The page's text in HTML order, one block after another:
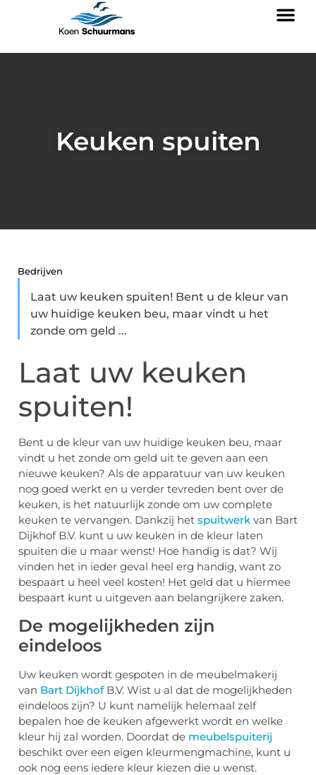
Keuken spuiten
Bedrijven
Laat uw keuken spuiten! Bent u de kleur van
uw huidige keuken beu, maar vindt u het
zonde om geld ...
Laat uw keuken
spuiten!
Bent u de kleur van uw huidige keuken beu, maar
vindt u het zonde om geld uit te geven aan een
nieuwe keuken? Als de apparatuur van uw keuken
nog goed werkt en u verder tevreden bent over de
keuken, is het natuurlijk zonde om uw complete
keuken te vervangen. Dankzij het spuitwerk van Bart
Dijkhof B.V. kunt u uw keuken in de kleur laten
spuiten die u maar wenst! Hoe handig is dat? Wij
vinden het in ieder geval heel erg handig, want zo
bespaart u heel veel kosten! Het geld dat u hiermee
bespaart kunt u uitgeven aan belangrijkere zaken.
De mogelijkheden zijn
eindeloos
Uw keuken wordt gespoten in de meubelmakerij
van Bart DijkhofB.V. Wist u al dat de mogelijkheden
eindeloos zijn? U kunt namelijk helemaal zelf
bepalen hoe de keuken afgewerkt wordt en welke
kleur hij zal worden. Doordat de meubelspuiterij
beschikt over een eigen kleurmengmachine, kunt u
ook nog eens iedere kleur kiezen die u wenst.